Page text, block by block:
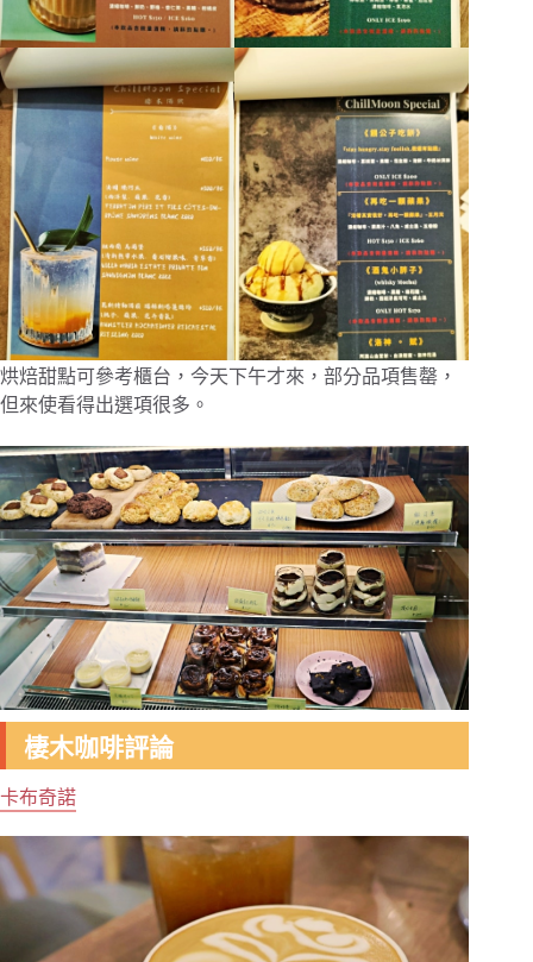
烘焙甜點可參考櫃台，今天下午才來，部分品項售罄，
但來使看得出選項很多。
棲木咖啡評論
卡布奇諾